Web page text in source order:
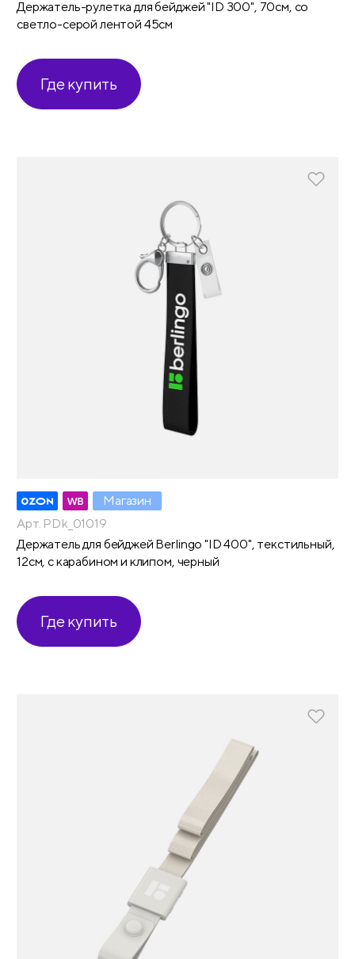
Держатель-рулетка для бейджей "ID 300", 70см, со
светло-серой лентой 45см
Где купить
Магазин
Арт. PDk_01019
Держатель для бейджей Berlingo "ID 400", текстильный,
12см, с карабином и клипом, черный
Где купить